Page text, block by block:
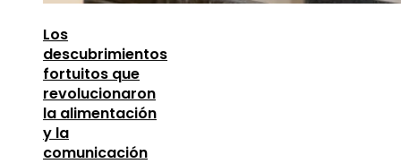
Los
descubrimientos
fortuitos que
revolucionaron
la alimentación
y la
comunicación